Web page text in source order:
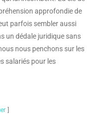
approfondie de
parfois sembler aussi
un dédale juridique sans
nous penchons sur les
salariés pour les